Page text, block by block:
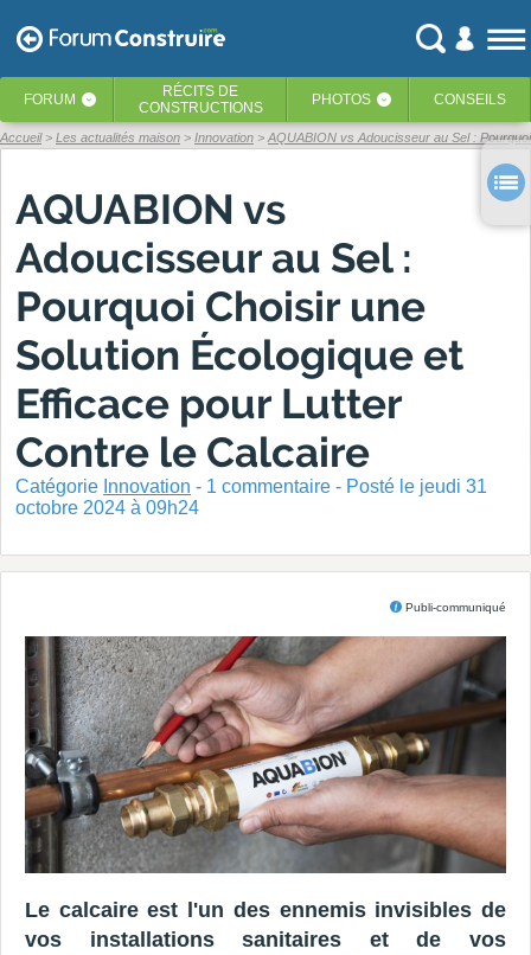
FORUM ‹ RÉCITS DE
CONSTRUCTIONS
PHOTOS ‹ CONSEILS
Accueil Les actualités maison Innovation AQUABION vs Adoucisseur au Sel :
AQUABION vs
Adoucisseur au Sel :
Pourquoi Choisir une
Solution Écologique et
Efficace pour Lutter
Contre le Calcaire
Catégorie Innovation - 1 commentaire - Posté le jeudi 31
octobre 2024 à 09h24
Publi-communiqué
Le calcaire est l'un des ennemis invisibles de
vos installations sanitaires et de vos